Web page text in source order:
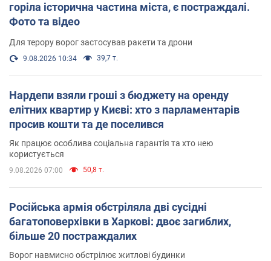
горіла історична частина міста, є постраждалі.
Фото та відео
Для терору ворог застосував ракети та дрони
9.08.2026 10:34 39,7 т.
Нардепи взяли гроші з бюджету на оренду
елітних квартир у Києві: хто з парламентарів
просив кошти та де поселився
Як працює особлива соціальна гарантія та хто нею
користується
9.08.2026 07:00 50,8 т.
Російська армія обстріляла дві сусідні
багатоповерхівки в Харкові: двоє загиблих,
більше 20 постраждалих
Ворог навмисно обстрілює житлові будинки